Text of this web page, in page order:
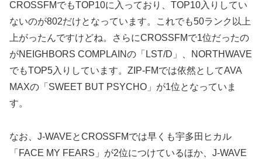
CROSSFMでもTOP10に入っており、TOP10入りしてい
ないのが802だけとなっています。これでも50ランク以上
上がったんですけどね。さらにCROSSFMで1位だったの
がNEIGHBORS COMPLAINの「LST/D」、NORTHWAVE
でもTOP5入りしています。ZIP-FMでは依然としてAVA
MAXの「SWEET BUT PSYCHO」が1位となっていま
す。
なお、J-WAVEとCROSSFMでは早くも宇多田ヒカル
「FACE MY FEARS」が2位につけているほか、J-WAVE